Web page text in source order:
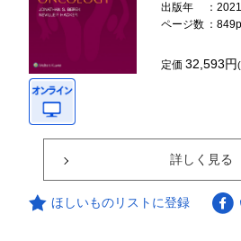
出版年
：
ページ数 ：
定価32,593円
詳しく見る
ほしいものリストに登録